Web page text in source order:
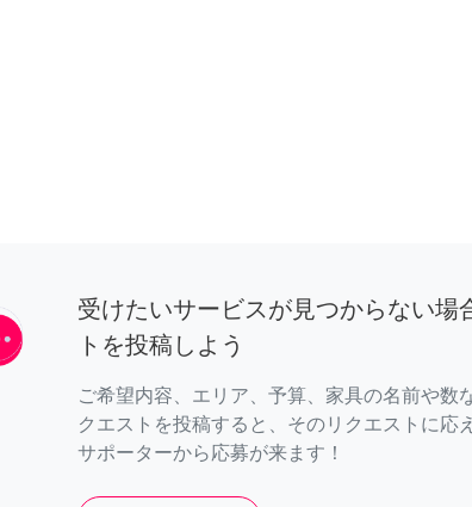
受けたいサービスが見つからない場
トを投稿しよう
ご希望内容、エリア、予算、家具の名前や数
クエストを投稿すると、そのリクエストに応
サポーターから応募が来ます！